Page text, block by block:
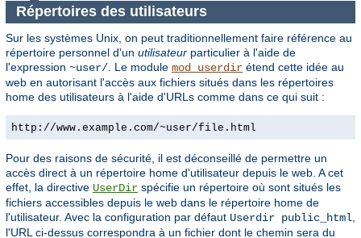
Répertoires des utilisateurs
Sur les systèmes Unix, on peut traditionnellement faire référence au
répertoire personnel d'un utilisateur particulier à l'aide de
l'expression ~user/ . Le module mod_userdir étend cette idée au
web en autorisant l'accès aux fichiers situés dans les répertoires
home des utilisateurs à l'aide d'URLs comme dans ce qui suit :
http://www.example.com/~user/file.html
Pour des raisons de sécurité, il est déconseillé de permettre un
accès direct à un répertoire home d'utilisateur depuis le web. A cet
effet, la directive UserDir spécifie un répertoire où sont situés les
fichiers accessibles depuis le web dans le répertoire home de
l'utilisateur. Avec la configuration par défaut Userdir public_html
l'URL ci-dessus correspondra à un fichier dont le chemin sera du